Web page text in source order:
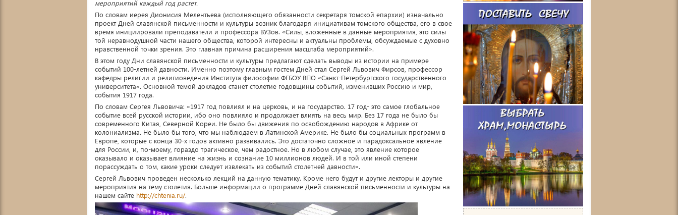
мероприятий каждый год растет.
По словам иерея Дионисия Мелентьева (исполняющего обязанности секретаря томской епархии) изначально
проект Дней славянской письменности и культуры возник благодаря инициативам томского общества, его в свое
время инициировали преподаватели и профессора ВУЗов. «Силы, вложенные в данные мероприятия, это силы
той неравнодушной части нашего общества, которой интересны и актуальны проблемы, обсуждаемые с духовно
нравственной точки зрения. Это главная причина расширения масштаба мероприятий».
В этом году Дни славянской письменности и культуры предлагают сделать выводы из истории на примере
событий 100-летней давности. Именно поэтому главным гостем Дней стал Сергей Львович Фирсов, профессор
кафедры религии и религиоведения Института философии ФГБОУ ВПО «Санкт-Петербургского государственного
университета». Основной темой докладов станет столетие годовщины событий, изменивших Россию и мир,
события 1917 года.
По словам Сергея Львовича: «1917 год повлиял и на церковь, и на государство. 17 год- это самое глобальное
событие всей русской истории, ибо оно повлияло и продолжает влиять на весь мир. Без 17 года не было бы
современного Китая, Северной Кореи. Не было бы движения по освобождению народов в Африке от
колониализма. Не было бы того, что мы наблюдаем в Латинской Америке. Не было бы социальных программ в
Европе, которые с конца 30-х годов активно развивались. Это достаточно сложное и парадоксальное явление
для России, и, по-моему, гораздо трагическое, чем радостное. Но в любом случае, это явление которое
оказывало и оказывает влияние на жизнь и сознание 10 миллионов людей. И в той или иной степени
порассуждать о том, какие уроки следует извлекать из событий столетней давности».
Сергей Львович проведен несколько лекций на данную тематику. Кроме него будут и другие лекторы и другие
мероприятия на тему столетия. Больше информации о программе Дней славянской письменности и культуры на
нашем сайте http://chtenia.ru/.